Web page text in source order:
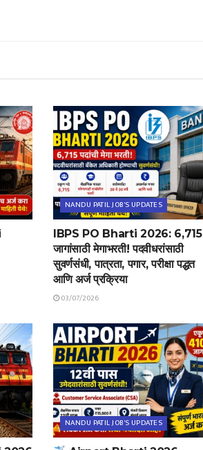
NANDU PATIL JOB'S UPDATES
IBPS PO Bharti 2026: 6,715
जागांसाठी मेगाभरती! पदवीधरांसाठी
सुवर्णसंधी, पात्रता, पगार, परीक्षा पद्धत
आणि अर्ज प्रक्रिया
03/07/2026
NANDU PATIL JOB'S UPDATES